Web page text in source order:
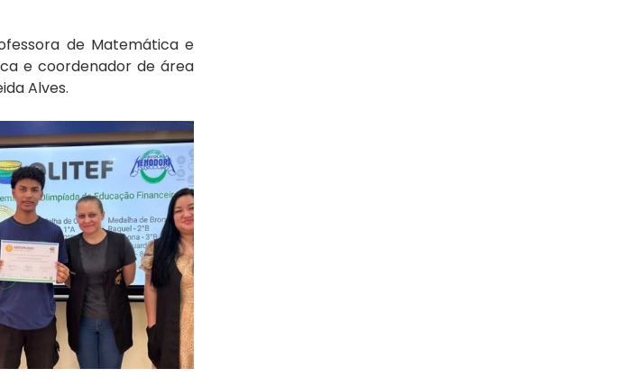
de Matemática e
e coordenador de área
Alves.